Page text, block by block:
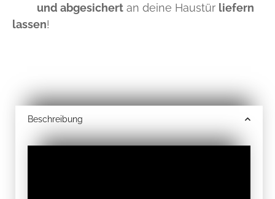
und abgesichert an deine Haustür liefern
lassen!
Beschreibung